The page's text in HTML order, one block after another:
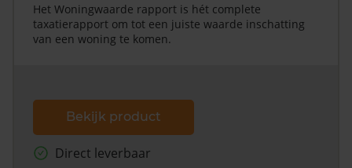
Het Woningwaarde rapport is hét complete
taxatierapport om tot een juiste waarde inschatting
van een woning te komen.
Bekijk product
Direct leverbaar